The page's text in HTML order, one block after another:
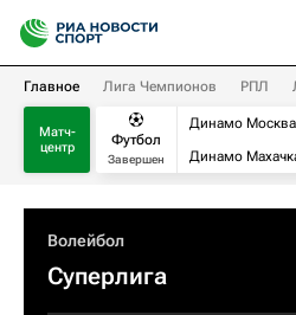
Главное Лига Чемпионов РПЛ
Матч-
центр
Футбол
Завершен
Динамо Москва
Динамо
Волейбол
Суперлига